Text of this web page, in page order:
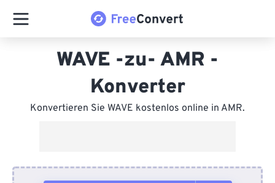
WAVE -zu- AMR -
Konverter
Konvertieren Sie WAVE kostenlos online in AMR.